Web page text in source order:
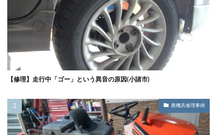
【修理】走行中「ゴー」という異音の原因(小諸市)
農機具修理事例